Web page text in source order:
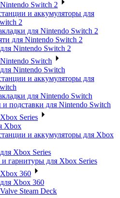
Switch 2
и аккумуляторы для
2
для Nintendo Switch 2
для Nintendo Switch 2
Nintendo Switch 2
Switch
Nintendo Switch
и аккумуляторы для
для Nintendo Switch
и подставки для Nintendo Switch
Series
Xbox
и аккумуляторы для Xbox
Xbox Series
гарнитуры для Xbox Series
360
Xbox 360
Steam Deck